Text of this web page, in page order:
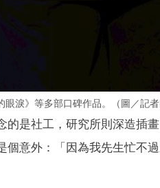
淚》等多部口碑作品。（圖／記者
是社工，研究所則深造插
個意外：「因為我先生忙不